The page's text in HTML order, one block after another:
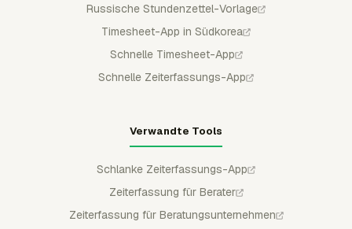
Russische Stundenzettel-Vorlage
Timesheet-App in Südkorea
Schnelle Timesheet-App
Schnelle Zeiterfassungs-App
Verwandte Tools
Schlanke Zeiterfassungs-App
Zeiterfassung für Berater
Zeiterfassung für Beratungsunternehmen